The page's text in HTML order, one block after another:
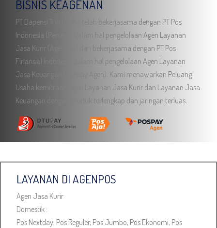
BISNIS KEAGENAN
PT Dapensi Trio Usaha telah bekerjasama dengan PT Pos
Indonesia (Persero) dalam hal pengelolaan Agen Layanan
Jasa Kurir (Agenpos) dan bekerjasama dengan PT Pos
Finansial Indonesia dalam hal pengelolaan Agen Layanan
Jasa Keuangan (Pospay Agen). Kami menawarkan Peluang
Usaha kemitraan Agen Layanan Jasa Kurir dan Layanan Jasa
Keuangan dengan produk terlengkap dan jaringan terluas.
LAYANAN DI AGENPOS
Agen Jasa Kurir
Domestik :
Pos Nextday, Pos Reguler, Pos Jumbo, Pos Ekonomi, Pos